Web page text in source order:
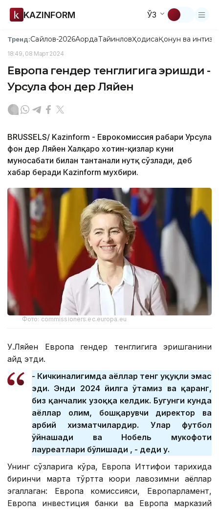
KAZINFORM ЎЗ
Тренд:Сайлов-2026АқордаТайинловҲодисаҚонун ва
18:49, 08 Март 2024
Европа гендер тенглигига эришди -
Урсула фон дер Ляйен
BRUSSELS/ Kazinform - Еврокомиссия раҳбари Урсула
фон дер Ляйен Халқаро хотин-қизлар куни
муносабати билан тантанали нутқ сўзлади, деб
хабар беради Кazinform мухбири.
Фото: commissioners.ec.europa.eu
У.Ляйен Европа гендер тенглигига эришганини
қайд этди.
- Кичкиналигимда аёллар тенг ҳуқуқли эмас
эди. Энди 2024 йилга ўтамиз ва қаранг,
биз қанчалик узоққа келдик. Бугунги кунда
аёллар олим, бошқарувчи директор ва
ҳарбий хизматчилардир. Улар футбол
ўйнашади ва Нобель мукофоти
лауреатлари бўлишади , - деди у.
Унинг сўзларига кўра, Европа Иттифоқи тарихида
биринчи марта тўртта юқори лавозимни аёллар
эгаллаган: Европа комиссияси, Европарламент,
Европа инвестиция банки ва Европа марказий